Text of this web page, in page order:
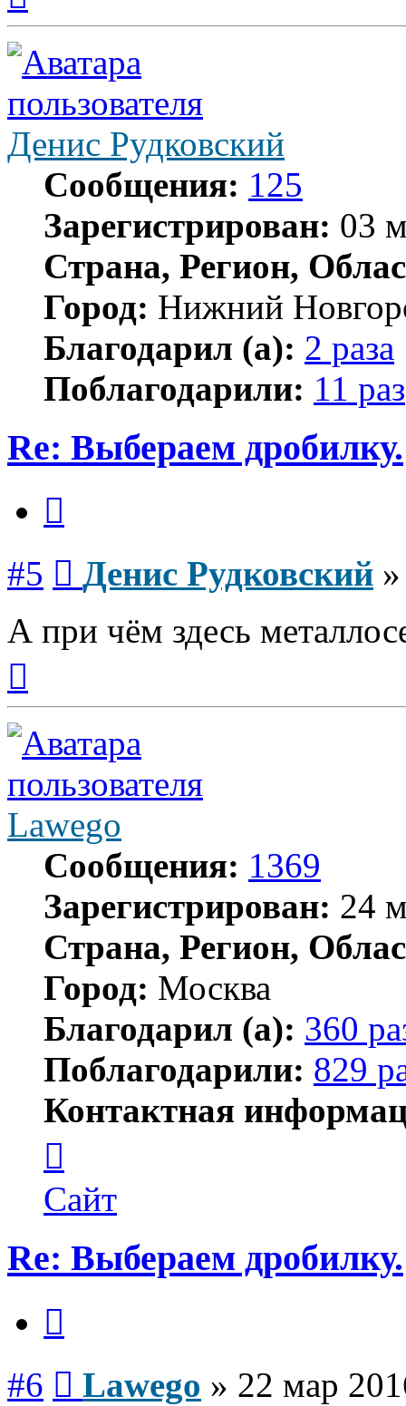
началу
Денис Рудковский
Сообщения: 125
Зарегистрирован: 03
Страна, Регион,
Город: Нижний
Благодарил (а): 2 раза
Поблагодарили: 11 раз
Re: Выбераем дробилку.
#5 Денис Рудковский
А при чём здесь
началу
Lawego
Сообщения: 1369
Зарегистрирован: 24
Страна, Регион,
Город: Москва
Благодарил (а): 360
Поблагодарили: 829
Контактная
пользователя
Lawego
Сайт
Re: Выбераем дробилку.
#6 Lawego » 22 мар